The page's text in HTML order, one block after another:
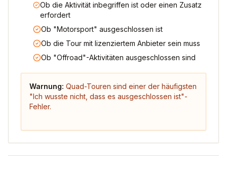
Ob die Aktivität inbegriffen ist oder einen Zusatz
erfordert
Ob "Motorsport" ausgeschlossen ist
Ob die Tour mit lizenziertem Anbieter sein muss
Ob "Offroad"-Aktivitäten ausgeschlossen sind
Warnung: Quad-Touren sind einer der häufigsten
"Ich wusste nicht, dass es ausgeschlossen ist"-
Fehler.